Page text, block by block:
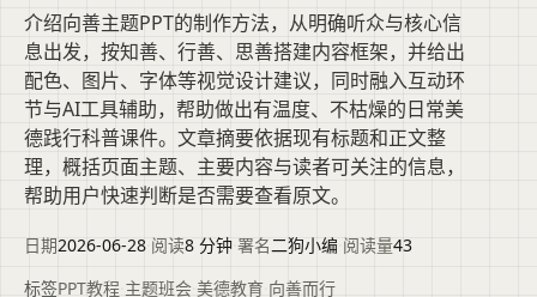
介绍向善主题PPT的制作方法，从明确听众与核心信
息出发，按知善、行善、思善搭建内容框架，并给出
配色、图片、字体等视觉设计建议，同时融入互动环
节与AI工具辅助，帮助做出有温度、不枯燥的日常美
德践行科普课件。文章摘要依据现有标题和正文整
理，概括页面主题、主要内容与读者可关注的信息，
帮助用户快速判断是否需要查看原文。
日期2026-06-28 阅读8 分钟 署名二狗小编 阅读量43
标签PPT教程 主题班会 美德教育 向善而行